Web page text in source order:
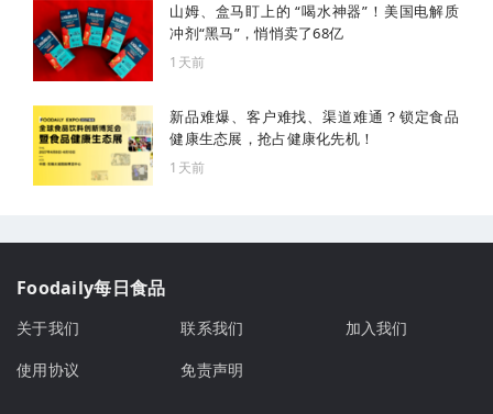
山姆、盒马盯上的 “喝水神器”！美国电解质
冲剂“黑马”，悄悄卖了68亿
1天前
新品难爆、客户难找、渠道难通？锁定食品
健康生态展，抢占健康化先机！
1天前
Foodaily每日食品
关于我们 联系我们
加入我们
使用协议
免责声明